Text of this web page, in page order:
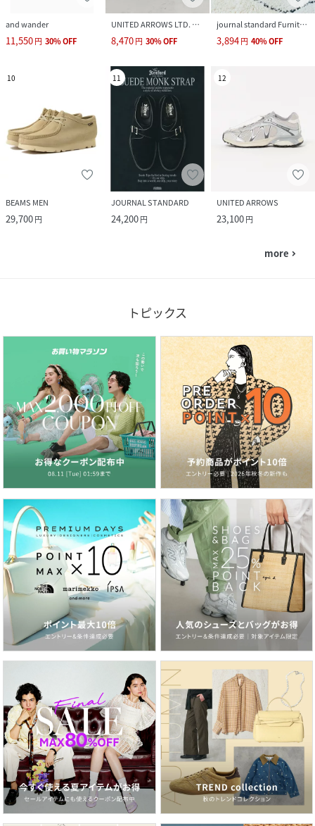
and wander
11,550円 30%OFF
UNITED ARROWS LTD. OUTLET
8,470円 30%OFF
journal standard Furniture
3,894円 40%OFF
10
BEAMS MEN
29,700円
11
JOURNAL STANDARD
24,200円
12
UNITED ARROWS
23,100円
more navigate_next
トピックス